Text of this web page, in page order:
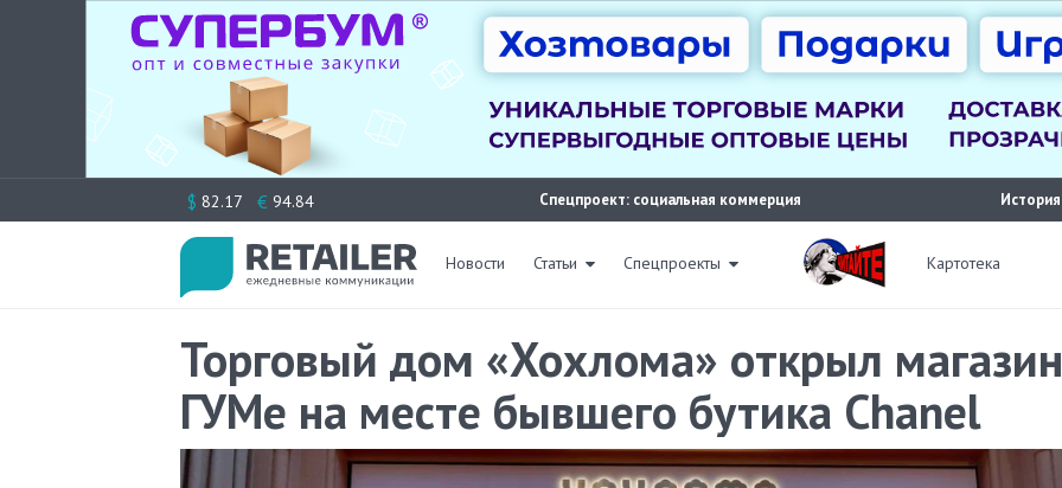
к
$ 82.17 € 94.84 Спецпроект: социальная коммерция
Новости Статьи Спецпроекты Картотека
Торговый дом «Хохлома» открыл
ГУМе на месте бывшего бутика Chanel